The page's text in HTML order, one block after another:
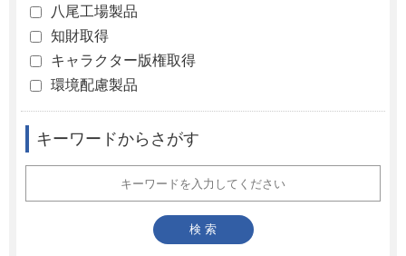
八尾工場製品
知財取得
キャラクター版権取得
環境配慮製品
キーワードからさがす